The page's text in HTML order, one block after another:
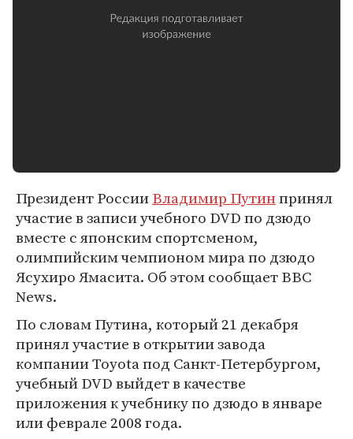
Президент РоссииВладимир Путинпринял
участие в записи учебного DVD по дзюдо
вместе с японским спортсменом,
олимпийским чемпионом мира по дзюдо
Ясухиро Ямасита. Об этом сообщает BBC
News.
По словам Путина, который 21 декабря
принял участие в открытии завода
компании Toyota под Санкт-Петербургом,
учебный DVD выйдет в качестве
приложения к учебнику по дзюдо в январе
или феврале 2008 года.